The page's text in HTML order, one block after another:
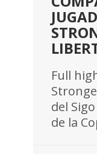
Full
del
de la